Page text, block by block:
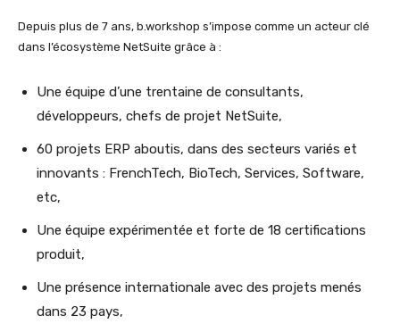
Depuis plus de 7 ans, b.workshop s’impose comme un acteur clé
dans l’écosystème NetSuite grâce à :
Une équipe d’une trentaine de consultants,
développeurs, chefs de projet NetSuite,
60 projets ERP aboutis, dans des secteurs variés et
innovants : FrenchTech, BioTech, Services, Software,
etc,
Une équipe expérimentée et forte de 18 certifications
produit,
Une présence internationale avec des projets menés
dans 23 pays,